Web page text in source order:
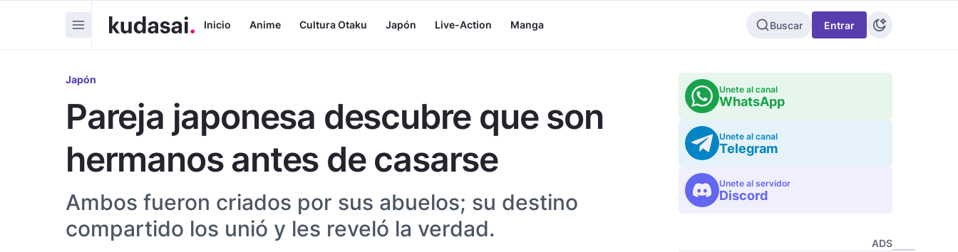
Inicio Anime Cultura Otaku Japón Live-Action Manga Buscar Entrar
Japón
Pareja japonesa descubre que son
hermanos antes de casarse
Ambos fueron criados por sus abuelos; su destino
compartido los unió y les reveló la verdad.
Unete al canal
WhatsApp
Unete al canal
Telegram
Unete al servidor
Discord
ADS